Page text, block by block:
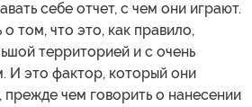
себе отчет, с чем они играют.
том, что это, как правило,
территорией и с очень
И это фактор, который они
прежде чем говорить о нанесении